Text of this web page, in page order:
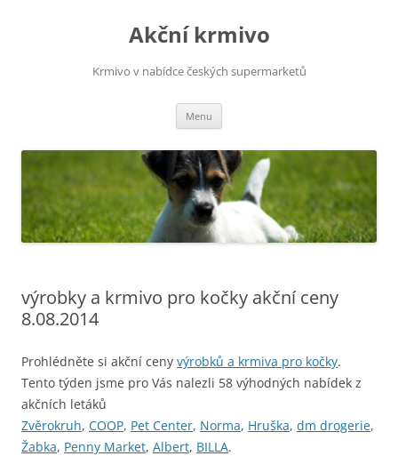
Akční krmivo
Krmivo v nabídce českých supermarketů
Menu
výrobky a krmivo pro kočky akční ceny
8.08.2014
Prohlédněte si akční ceny výrobků a krmiva pro kočky.
Tento týden jsme pro Vás nalezli 58 výhodných nabídek z
akčních letáků
Zvěrokruh, COOP, Pet Center, Norma, Hruška, dm drogerie,
Žabka, Penny Market, Albert, BILLA.